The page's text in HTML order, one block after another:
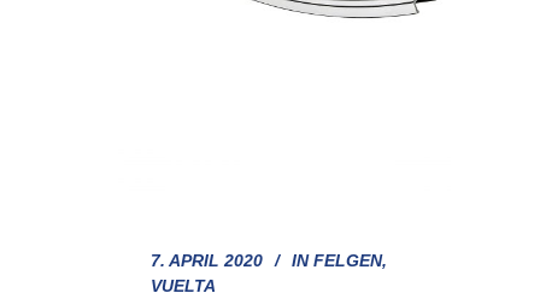
7. APRIL 2020 IN FELGEN,
VUELTA